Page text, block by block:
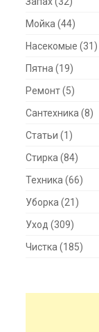
Мойка (44)
Насекомые (31)
Пятна (19)
Ремонт(5)
Сантехника (8)
Статьи (1)
Стирка (84)
Техника (66)
Уборка (21)
Уход (309)
Чистка (185)